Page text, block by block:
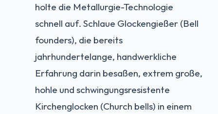
holte die Metallurgie-Technologie
schnell auf. Schlaue Glockengießer (Bell
founders), die bereits
jahrhundertelange, handwerkliche
Erfahrung darin besaßen, extrem große,
hohle und schwingungsresistente
Kirchenglocken (Church bells) in einem